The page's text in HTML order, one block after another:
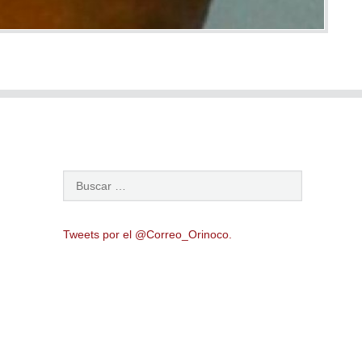
Tweets por el @Correo_Orinoco.